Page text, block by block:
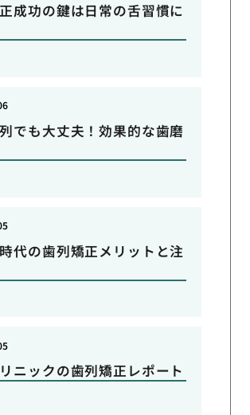
成功の鍵は日常の舌習慣に
でも大丈夫！効果的な歯磨
代の歯列矯正メリットと注
ニックの歯列矯正レポート